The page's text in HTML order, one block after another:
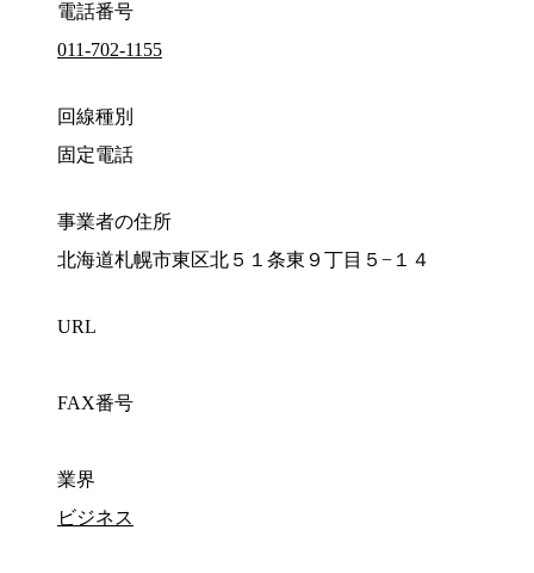
電話番号
011-702-1155
回線種別
固定電話
事業者の住所
北海道札幌市東区北５１条東９丁目５−１４
URL
FAX番号
業界
ビジネス